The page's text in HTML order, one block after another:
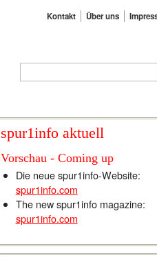
Kontakt Über uns
spur1info aktuell
Vorschau - Coming up
Die neue spur1info-Website:
spur1info.com
The new spur1info magazine:
spur1info.com